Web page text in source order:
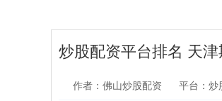
炒股配资平台排名 天
作者：佛山炒股配资 平台：炒